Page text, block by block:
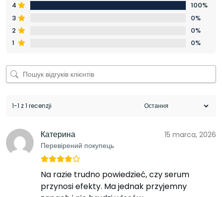
4
100%
3
0%
2
0%
1
0%
1-1 z 1 recenzji
Катерина
Перевірений покупець
15 marca, 2026
Na razie trudno powiedzieć, czy serum
przynosi efekty. Ma jednak przyjemny